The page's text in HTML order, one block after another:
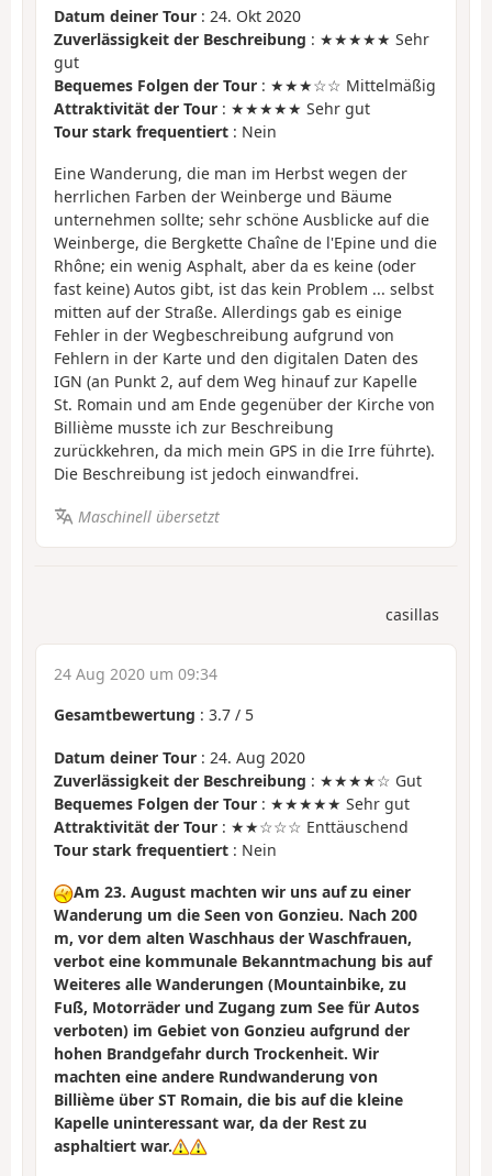
Datum deiner Tour : 24. Okt 2020
Zuverlässigkeit der Beschreibung : ★★★★★ Sehr
gut
Bequemes Folgen der Tour : ★★★☆☆ Mittelmäßig
Attraktivität der Tour : ★★★★★ Sehr gut
Tour stark frequentiert : Nein
Eine Wanderung, die man im Herbst wegen der
herrlichen Farben der Weinberge und Bäume
unternehmen sollte; sehr schöne Ausblicke auf die
Weinberge, die Bergkette Chaîne de l'Epine und die
Rhône; ein wenig Asphalt, aber da es keine (oder
fast keine) Autos gibt, ist das kein Problem ... selbst
mitten auf der Straße. Allerdings gab es einige
Fehler in der Wegbeschreibung aufgrund von
Fehlern in der Karte und den digitalen Daten des
IGN (an Punkt 2, auf dem Weg hinauf zur Kapelle
St. Romain und am Ende gegenüber der Kirche von
Billième musste ich zur Beschreibung
zurückkehren, da mich mein GPS in die Irre führte).
Die Beschreibung ist jedoch einwandfrei.
Maschinell übersetzt
casillas
24 Aug 2020 um 09:34
Gesamtbewertung : 3.7 / 5
Datum deiner Tour : 24. Aug 2020
Zuverlässigkeit der Beschreibung : ★★★★☆ Gut
Bequemes Folgen der Tour : ★★★★★ Sehr gut
Attraktivität der Tour : ★★☆☆☆ Enttäuschend
Tour stark frequentiert : Nein
Am 23. August machten wir uns auf zu einer
Wanderung um die Seen von Gonzieu. Nach 200
m, vor dem alten Waschhaus der Waschfrauen,
verbot eine kommunale Bekanntmachung bis auf
Weiteres alle Wanderungen (Mountainbike, zu
Fuß, Motorräder und Zugang zum See für Autos
verboten) im Gebiet von Gonzieu aufgrund der
hohen Brandgefahr durch Trockenheit. Wir
machten eine andere Rundwanderung von
Billième über ST Romain, die bis auf die kleine
Kapelle uninteressant war, da der Rest zu
asphaltiert war.